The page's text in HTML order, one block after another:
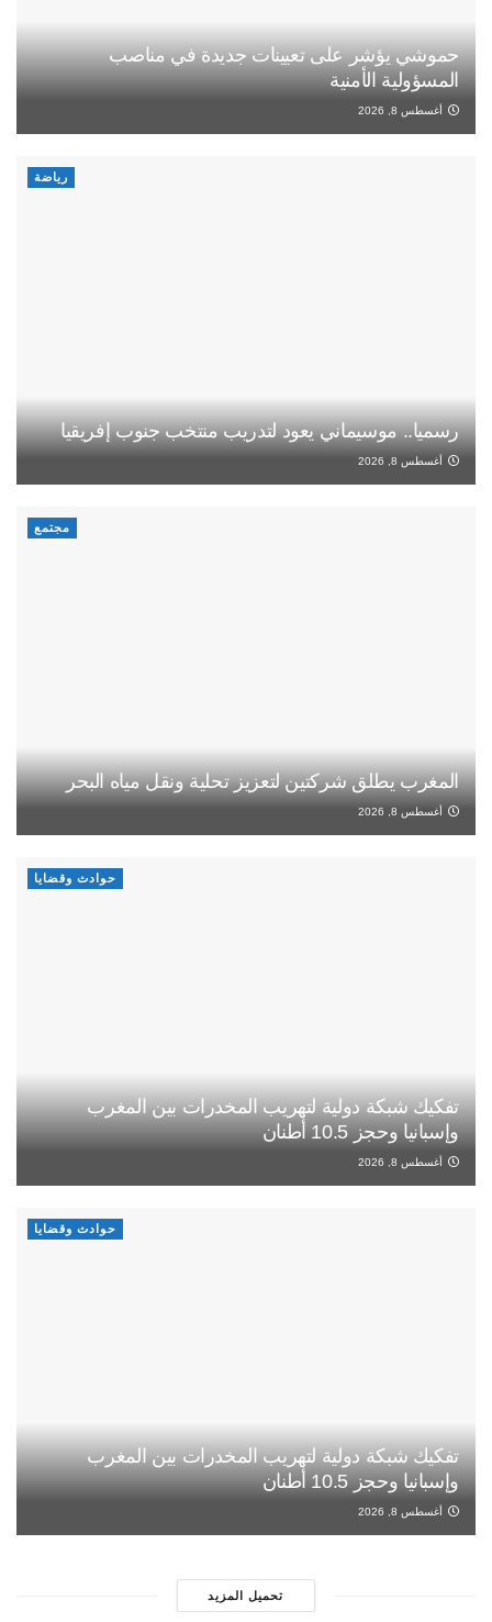
حموشي يؤشر على تعيينات جديدة في مناصب
المسؤولية الأمنية
أغسطس 8, 2026
رياضة
رسميا.. موسيماني يعود لتدريب منتخب جنوب إفريقيا
أغسطس 8, 2026
مجتمع
المغرب يطلق شركتين لتعزيز تحلية ونقل مياه البحر
أغسطس 8, 2026
حوادث وقضايا
تفكيك شبكة دولية لتهريب المخدرات بين المغرب
وإسبانيا وحجز 10.5 أطنان
أغسطس 8, 2026
حوادث وقضايا
تفكيك شبكة دولية لتهريب المخدرات بين المغرب
وإسبانيا وحجز 10.5 أطنان
أغسطس 8, 2026
تحميل المزيد